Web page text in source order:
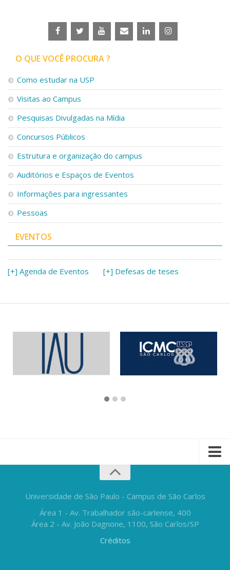
Iniciação Científica
Transferência de Tecnologia
Extensão à Comunidade
Projetos, Programas e Cursos
Artes, Cultura e Esportes
Museus e Espaços Interativos
Serviços
Bibliotecas
Apoio ao Estudante
Segurança, Trânsito e Prevenção
RH, Administrativo e Financeiro
Outros serviços
Comunicação
Assessorias e Mídias
Aplicativos e Sites
Jornal da USP
Agenda de Eventos
Defesa de Teses
O QUE VOCÊ PROCURA ?
Como estudar na USP
Visitas ao Campus
Pesquisas Divulgadas na Mídia
Concursos Públicos
Estrutura e organização do campus
Auditórios e Espaços de Eventos
Informações para ingressantes
Pessoas
EVENTOS
[+] Agenda de Eventos [+] Defesas de teses
Universidade de São Paulo - Campus de São Carlos
Área 1 - Av. Trabalhador são-carlense, 400
Área 2 - Av. João Dagnone, 1100, São Carlos/SP
Créditos